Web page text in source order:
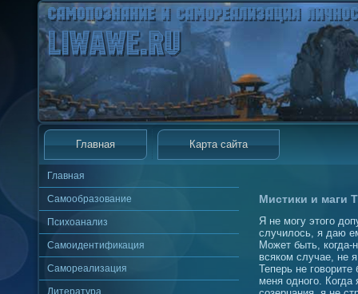
Главная Карта сайта
Главная
Самообразование
Психоанализ
Самоидентификация
Самореализация
Литература
Мистики и маги
Я не могу этого
случилось, я даю
Может быть, когда-
всяком случае, не
Теперь не
меня одного.